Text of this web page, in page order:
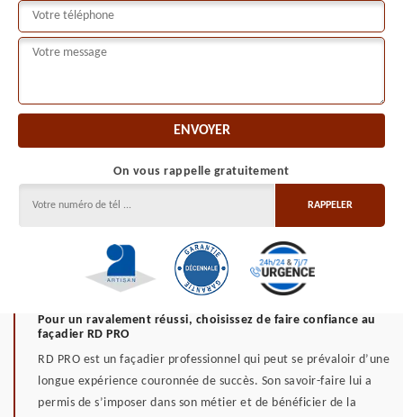
On vous rappelle gratuitement
Pour un ravalement réussi, choisissez de faire confiance au
façadier RD PRO
RD PRO est un façadier professionnel qui peut se prévaloir d’une
longue expérience couronnée de succès. Son savoir-faire lui a
permis de s’imposer dans son métier et de bénéficier de la